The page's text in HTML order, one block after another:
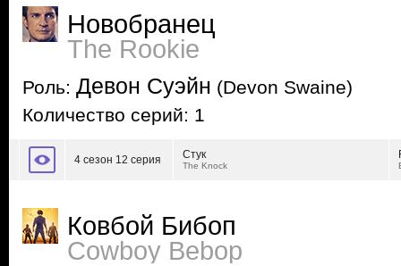
Новобранец
The Rookie
Роль: Девон Суэйн (Devon Swaine)
Количество серий: 1
4 сезон 12 серия Стук
The Knock
Ковбой Бибоп
Cowboy Bebop